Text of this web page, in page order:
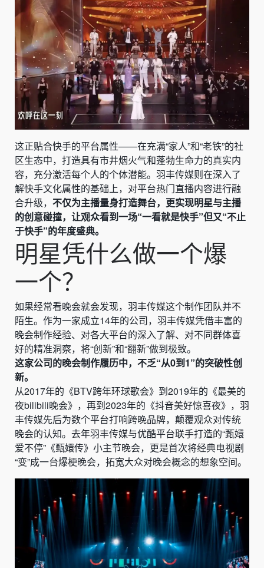
这正贴合快手的平台属性——在充满“家人”和“老铁”的社
区生态中，打造具有市井烟火气和蓬勃生命力的真实内
容，充分激活每个人的个体潜能。羽丰传媒则在深入了
解快手文化属性的基础上，对平台热门直播内容进行融
合升级， 不仅为主播量身打造舞台，更实现明星与主播
的创意碰撞，让观众看到一场“一看就是快手”但又“不止
于快手”的年度盛典。
明星凭什么做一个爆
一个？
如果经常看晚会就会发现，羽丰传媒这个制作团队并不
陌生。作为一家成立14年的公司，羽丰传媒凭借丰富的
晚会制作经验、对各大平台的深入了解、对不同群体喜
好的精准洞察，将“创新”和“翻新”做到极致。
这家公司的晚会制作履历中，不乏“从0到1”的突破性创
新。
从2017年的《BTV跨年环球歌会》到2019年的《最美的
夜bilibili晚会》，再到2023年的《抖音美好惊喜夜》，羽
丰传媒先后为数个平台打响跨晚品牌，颠覆观众对传统
晚会的认知。去年羽丰传媒与优酷平台联手打造的“甄嬛
爱不停”《甄嬛传》小主节晚会，更是首次将经典电视剧
“变”成一台爆梗晚会，拓宽大众对晚会概念的想象空间。